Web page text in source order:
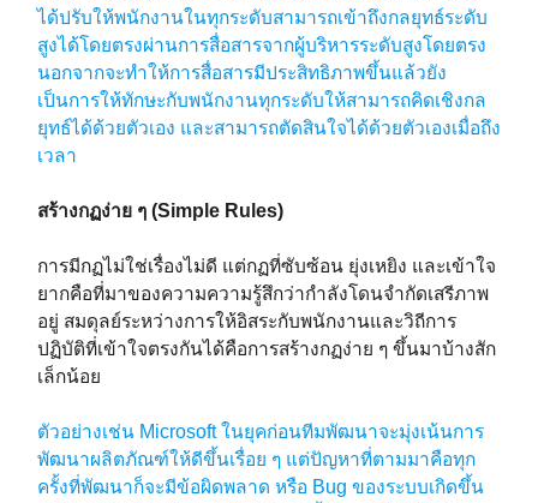
ได้ปรับให้พนักงานในทุกระดับสามารถเข้าถึงกลยุทธ์ระดับ
สูงได้โดยตรงผ่านการสื่อสารจากผู้บริหารระดับสูงโดยตรง
นอกจากจะทำให้การสื่อสารมีประสิทธิภาพขึ้นแล้วยัง
เป็นการให้ทักษะกับพนักงานทุกระดับให้สามารถคิดเชิงกล
ยุทธ์ได้ด้วยตัวเอง และสามารถตัดสินใจได้ด้วยตัวเองเมื่อถึง
เวลา
สร้างกฏง่าย ๆ (Simple Rules)
การมีกฏไม่ใช่เรื่องไม่ดี แต่กฏที่ซับซ้อน ยุ่งเหยิง และเข้าใจ
ยากคือที่มาของความความรู้สึกว่ากำลังโดนจำกัดเสรีภาพ
อยู่ สมดุลย์ระหว่างการให้อิสระกับพนักงานและวิถีการ
ปฏิบัติที่เข้าใจตรงกันได้คือการสร้างกฏง่าย ๆ ขึ้นมาบ้างสัก
เล็กน้อย
ตัวอย่างเช่น Microsoft ในยุคก่อนทีมพัฒนาจะมุ่งเน้นการ
พัฒนาผลิตภัณฑ์ให้ดีขึ้นเรื่อย ๆ แต่ปัญหาที่ตามมาคือทุก
ครั้งที่พัฒนาก็จะมีข้อผิดพลาด หรือ Bug ของระบบเกิดขึ้น